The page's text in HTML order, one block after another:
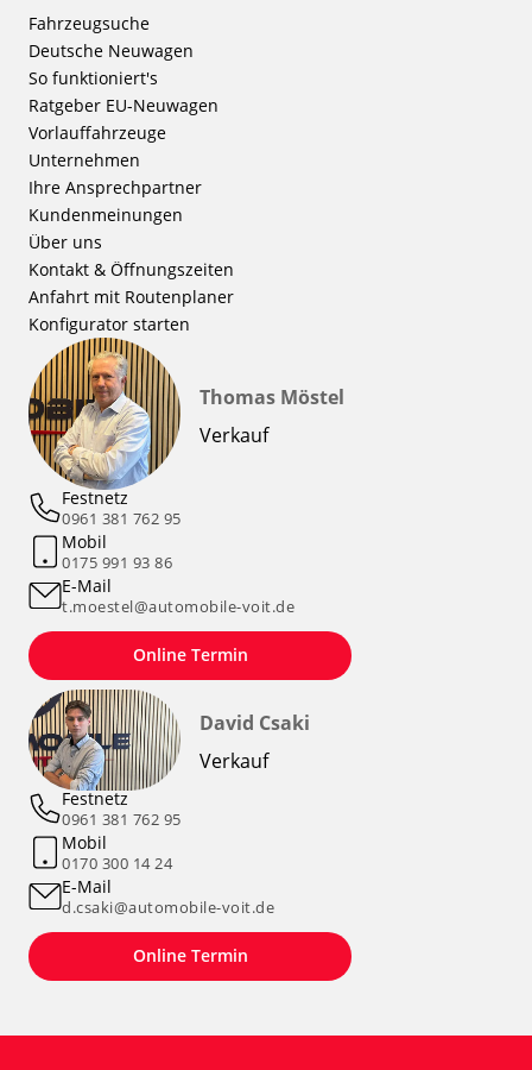
Fahrzeugsuche
Deutsche Neuwagen
So funktioniert's
Ratgeber EU-Neuwagen
Vorlauffahrzeuge
Unternehmen
Ihre Ansprechpartner
Kundenmeinungen
Über uns
Kontakt & Öffnungszeiten
Anfahrt mit Routenplaner
Konfigurator starten
Thomas Möstel
Verkauf
Festnetz
0961 381 762 95
Mobil
0175 991 93 86
E-Mail
t.moestel@automobile-voit.de
Online Termin
David Csaki
Verkauf
Festnetz
0961 381 762 95
Mobil
0170 300 14 24
E-Mail
d.csaki@automobile-voit.de
Online Termin